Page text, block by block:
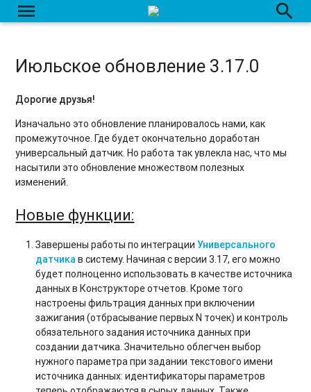
menu search
Июльское обновление 3.17.0
Дорогие друзья!
Изначально это обновление планировалось нами, как
промежуточное. Где будет окончательно доработан
универсальный датчик. Но работа так увлекла нас, что мы
насытили это обновление множеством полезных
изменений.
Новые функции:
Завершены работы по интеграцииУниверсального
датчикав систему. Начиная с версии 3.17, его можно
будет полноценно использовать в качестве источника
данных в Конструкторе отчетов. Кроме того
настроены фильтрация данных при включении
зажигания (отбрасывание первых N точек) и контроль
обязательного задания источника данных при
создании датчика. Значительно облегчен выбор
нужного параметра при задании текстового имени
источника данных: идентификаторы параметров